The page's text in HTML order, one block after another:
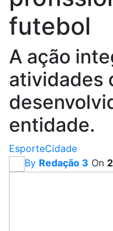
futebol
A ação
atividades
entidade.
EsporteCidade
By Redação 3 On